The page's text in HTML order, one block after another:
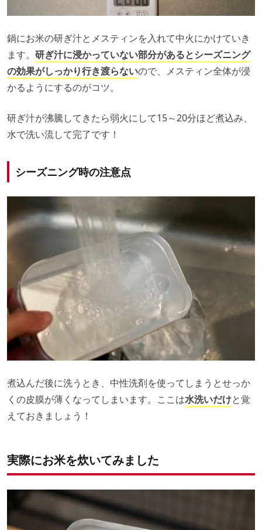
鍋にお米の研ぎ汁とメスティンを入れて中火にかけていき
ます。 研ぎ汁に浸かっていない部分があるとシーズニング
の効果がしっかり行き渡らないので、メスティン全体が浸
かるようにするのがコツ。
研ぎ汁が沸騰してきたら弱火にして15～20分ほど煮込み、
水で洗い流して完了です！
シーズニング時の注意点
煮込んだ後に洗うとき、中性洗剤を使ってしまうとせっか
くの皮膜が薄くなってしまいます。ここは水洗いだけと覚
えておきましょう！
実際にお米を炊いてみました